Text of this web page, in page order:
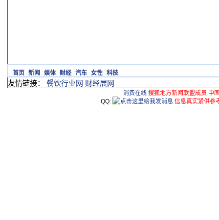
首页 新闻 娱体 财经 汽车 女性 科技
友情链接： 餐饮行业网 财经展网
消费在线 搜狐地方新闻联盟成员 中
QQ:
信息真实紧供参